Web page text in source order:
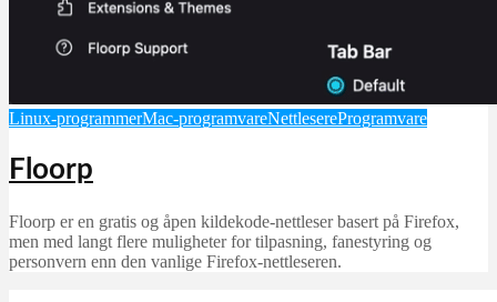
Linux-programmerMac-programvareNettlesereProgramvare
Floorp
Floorp er en gratis og åpen kildekode-nettleser basert på Firefox,
men med langt flere muligheter for tilpasning, fanestyring og
personvern enn den vanlige Firefox-nettleseren.